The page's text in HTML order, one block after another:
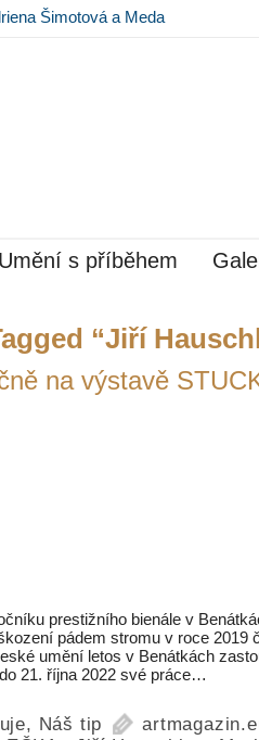
Šimotová a Meda
Umění s příběhem
“Jiří
na výstavě
prestižního bienále v
pádem stromu v roce 2019
umění letos v Benátkách
21. října 2022 své práce…
, Náš tip